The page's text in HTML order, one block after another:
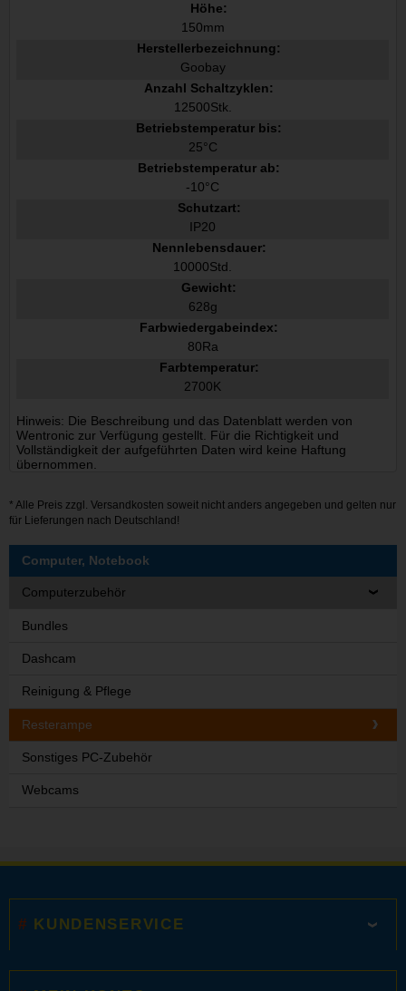
Höhe:
150mm
Herstellerbezeichnung:
Goobay
Anzahl Schaltzyklen:
12500Stk.
Betriebstemperatur bis:
25°C
Betriebstemperatur ab:
-10°C
Schutzart:
IP20
Nennlebensdauer:
10000Std.
Gewicht:
628g
Farbwiedergabeindex:
80Ra
Farbtemperatur:
2700K
Hinweis: Die Beschreibung und das Datenblatt werden von
Wentronic zur Verfügung gestellt. Für die Richtigkeit und
Vollständigkeit der aufgeführten Daten wird keine Haftung
übernommen.
* Alle Preis zzgl. Versandkosten soweit nicht anders angegeben und gelten nur
für Lieferungen nach Deutschland!
Computer, Notebook
Computerzubehör
Bundles
Dashcam
Reinigung & Pflege
Resterampe
Sonstiges PC-Zubehör
Webcams
KUNDENSERVICE